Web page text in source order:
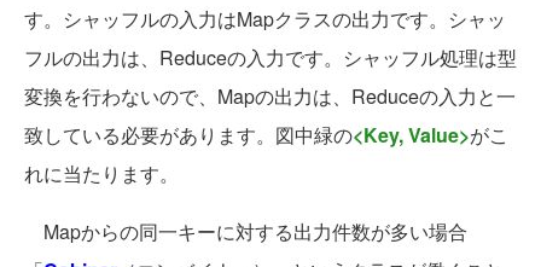
す。シャッフルの入力はMapクラスの出力です。シャッ
フルの出力は、Reduceの入力です。シャッフル処理は型
変換を行わないので、Mapの出力は、Reduceの入力と一
致している必要があります。図中緑の<Key, Value>がこ
れに当たります。
Mapからの同一キーに対する出力件数が多い場合